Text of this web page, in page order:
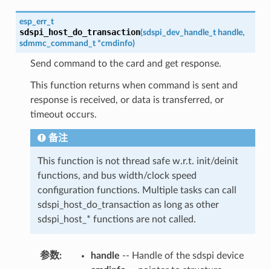
esp_err_t
sdspi_host_do_transaction(sdspi_dev_handle_t handle,
sdmmc_command_t *cmdinfo)
Send command to the card and get response.
This function returns when command is sent and
response is received, or data is transferred, or
timeout occurs.
备注
This function is not thread safe w.r.t. init/deinit
functions, and bus width/clock speed
configuration functions. Multiple tasks can call
sdspi_host_do_transaction as long as other
sdspi_host_* functions are not called.
参数: handle -- Handle of the sdspi device